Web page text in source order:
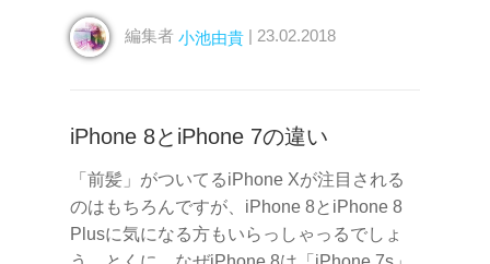
編集者 小池由貴 | 23.02.2018
iPhone 8とiPhone 7の違い
「前髪」がついてるiPhone Xが注目される
のはもちろんですが、iPhone 8とiPhone 8
Plusに気になる方もいらっしゃっるでしょ